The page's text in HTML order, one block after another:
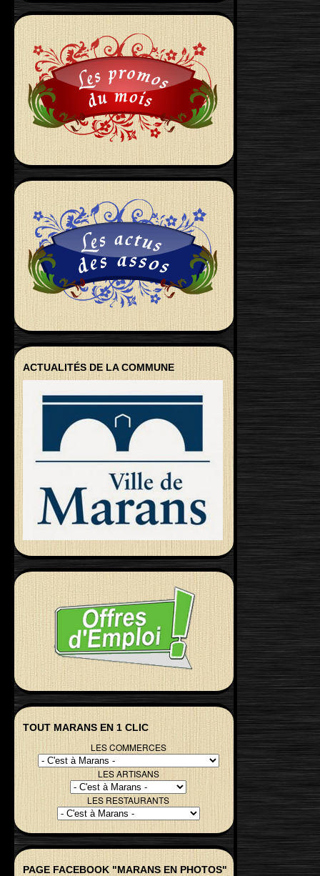
ACTUALITÉS DE LA COMMUNE
TOUT MARANS EN 1 CLIC
LES COMMERCES
LES ARTISANS
LES RESTAURANTS
PAGE FACEBOOK "MARANS EN PHOTOS"